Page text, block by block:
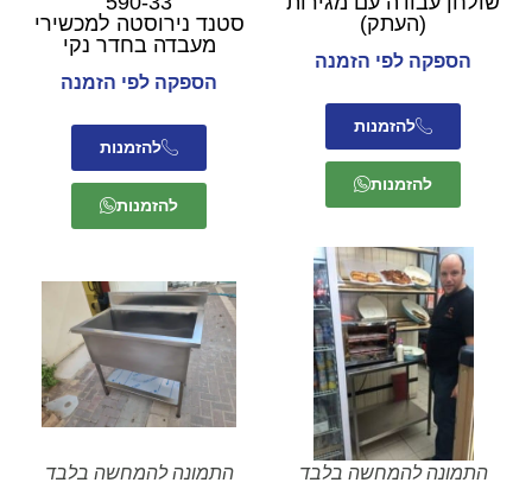
(העתק)
הספקה לפי הזמנה
להזמנות
להזמנות
סטנד נירוסטה למכשירי
מעבדה בחדר נקי
הספקה לפי הזמנה
להזמנות
להזמנות
התמונה להמחשה בלבד התמונה להמחשה בלבד